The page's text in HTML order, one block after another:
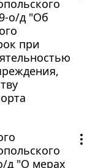
о/д "Об
при
д "О мерах